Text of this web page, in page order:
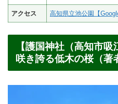
アクセス 高知県立池公園【
【護国神社（高知市
咲き誇る低木の桜（著